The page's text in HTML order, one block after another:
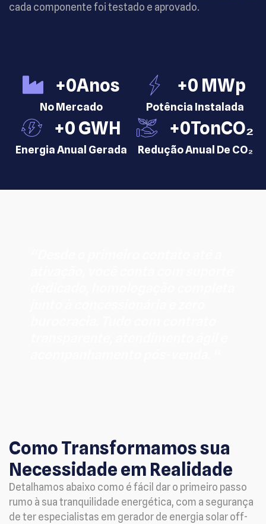
cada componente foi testado e aprovado.
+0Anos
No Mercado
+0 MWp
Potência Instalada
+0 GWH
Energia Anual Gerada
+0TonCO₂
Redução Anual De CO₂
Como Transformamos sua
Necessidade em Realidade
Detalhamos abaixo como é fácil dar o primeiro passo
rumo à sua tranquilidade energética, com a segurança
de ter especialistas em gerador de energia solar off-